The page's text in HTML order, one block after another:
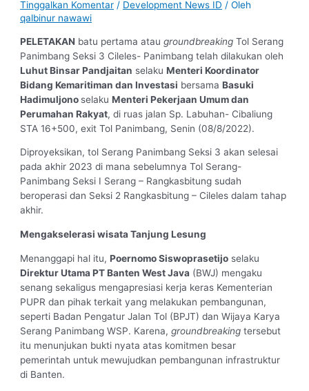
Tinggalkan Komentar / Development News ID / Oleh
qalbinur nawawi
PELETAKAN batu pertama ataugroundbreaking Tol Serang
Panimbang Seksi 3 Cileles- Panimbang telah dilakukan oleh
Luhut Binsar Pandjaitan selakuMenteri Koordinator
Bidang Kemaritiman dan Investasi bersamaBasuki
Hadimuljono selakuMenteri Pekerjaan Umum dan
Perumahan Rakyat, di ruas jalan Sp. Labuhan- Cibaliung
STA 16+500, exit Tol Panimbang, Senin (08/8/2022).
Diproyeksikan, tol Serang Panimbang Seksi 3 akan selesai
pada akhir 2023 di mana sebelumnya Tol Serang-
Panimbang Seksi I Serang – Rangkasbitung sudah
beroperasi dan Seksi 2 Rangkasbitung – Cileles dalam tahap
akhir.
Mengakselerasi wisata Tanjung Lesung
Menanggapi hal itu,Poernomo Siswoprasetijo selaku
Direktur Utama PT Banten West Java (BWJ) mengaku
senang sekaligus mengapresiasi kerja keras Kementerian
PUPR dan pihak terkait yang melakukan pembangunan,
seperti Badan Pengatur Jalan Tol (BPJT) dan Wijaya Karya
Serang Panimbang WSP. Karena,groundbreaking tersebut
itu menunjukan bukti nyata atas komitmen besar
pemerintah untuk mewujudkan pembangunan infrastruktur
di Banten.